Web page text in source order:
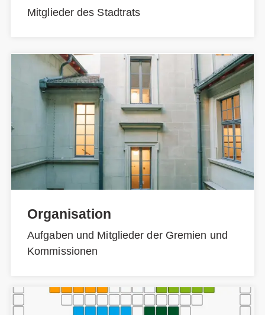
Mitglieder des Stadtrats
Organisation
Aufgaben und Mitglieder der Gremien und
Kommissionen